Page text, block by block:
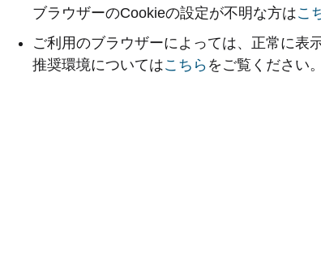
ブラウザーのCookieの設定が不明な方はこ
ご利用のブラウザーによっては、正常に表
推奨環境についてはこちら をご覧ください。